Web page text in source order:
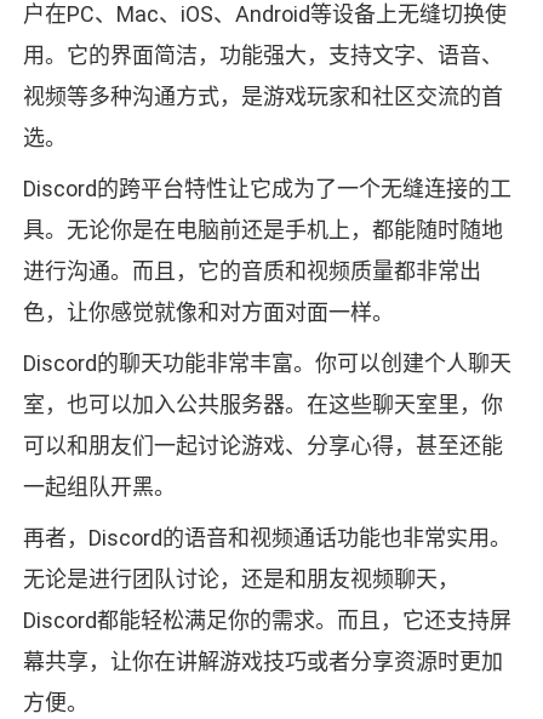
户在PC、Mac、iOS、Android等设备上无缝切换使
用。它的界面简洁，功能强大，支持文字、语音、
视频等多种沟通方式，是游戏玩家和社区交流的首
选。
Discord的跨平台特性让它成为了一个无缝连接的工
具。无论你是在电脑前还是手机上，都能随时随地
进行沟通。而且，它的音质和视频质量都非常出
色，让你感觉就像和对方面对面一样。
Discord的聊天功能非常丰富。你可以创建个人聊天
室，也可以加入公共服务器。在这些聊天室里，你
可以和朋友们一起讨论游戏、分享心得，甚至还能
一起组队开黑。
再者，Discord的语音和视频通话功能也非常实用。
无论是进行团队讨论，还是和朋友视频聊天，
Discord都能轻松满足你的需求。而且，它还支持屏
幕共享，让你在讲解游戏技巧或者分享资源时更加
方便。